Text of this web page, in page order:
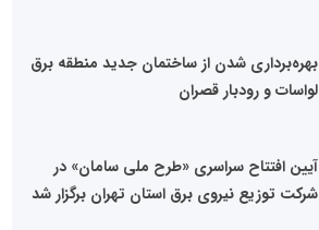
بهره‌برداری شدن از ساختمان جدید منطقه برق
لواسات و رودبار قصران
آیین افتتاح سراسری «طرح ملی سامان» در
شرکت توزیع نیروی برق استان تهران برگزار شد